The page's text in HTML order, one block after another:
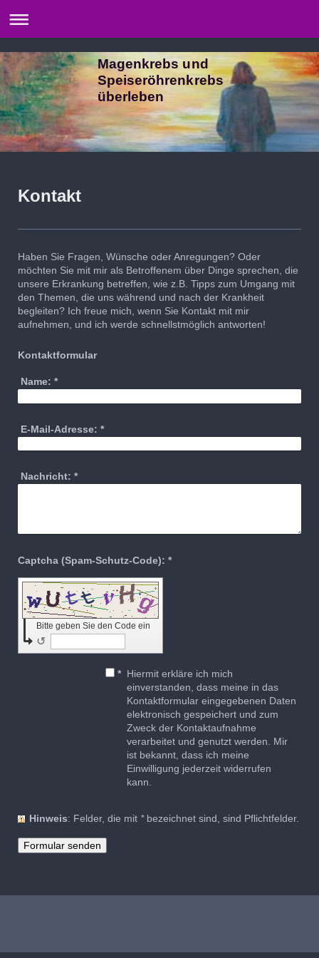
Magenkrebs und
Speiseröhrenkrebs
überleben
Kontakt
Haben Sie Fragen, Wünsche oder Anregungen? Oder
möchten Sie mit mir als Betroffenem über Dinge sprechen, die
unsere Erkrankung betreffen, wie z.B. Tipps zum Umgang mit
den Themen, die uns während und nach der Krankheit
begleiten? Ich freue mich, wenn Sie Kontakt mit mir
aufnehmen, und ich werde schnellstmöglich antworten!
Kontaktformular
Name: *
E-Mail-Adresse: *
Nachricht: *
Captcha (Spam-Schutz-Code): *
Bitte geben Sie den Code ein
↺
* Hiermit erkläre ich mich
einverstanden, dass meine in das
Kontaktformular eingegebenen Daten
elektronisch gespeichert und zum
Zweck der Kontaktaufnahme
verarbeitet und genutzt werden. Mir
ist bekannt, dass ich meine
Einwilligung jederzeit widerrufen
kann.
Hinweis : Felder, die mit *bezeichnet sind, sind Pflichtfelder.